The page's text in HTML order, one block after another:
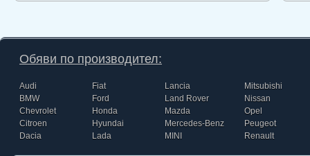
Обяви по производител:
Audi
BMW
Chevrolet
Citroen
Dacia
Fiat
Ford
Honda
Hyundai
Lada
Lancia
Land Rover
Mazda
Mercedes-Benz
MINI
Mitsubishi
Nissan
Opel
Peugeot
Renault